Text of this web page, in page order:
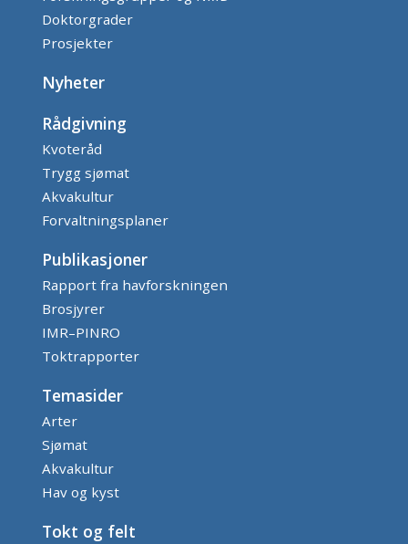
Doktorgrader
Prosjekter
Nyheter
Rådgivning
Kvoteråd
Trygg sjømat
Akvakultur
Forvaltningsplaner
Publikasjoner
Rapport fra havforskningen
Brosjyrer
IMR–PINRO
Toktrapporter
Temasider
Arter
Sjømat
Akvakultur
Hav og kyst
Tokt og felt